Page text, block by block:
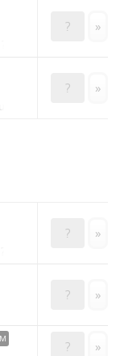
? »
? »
? »
? »
? »